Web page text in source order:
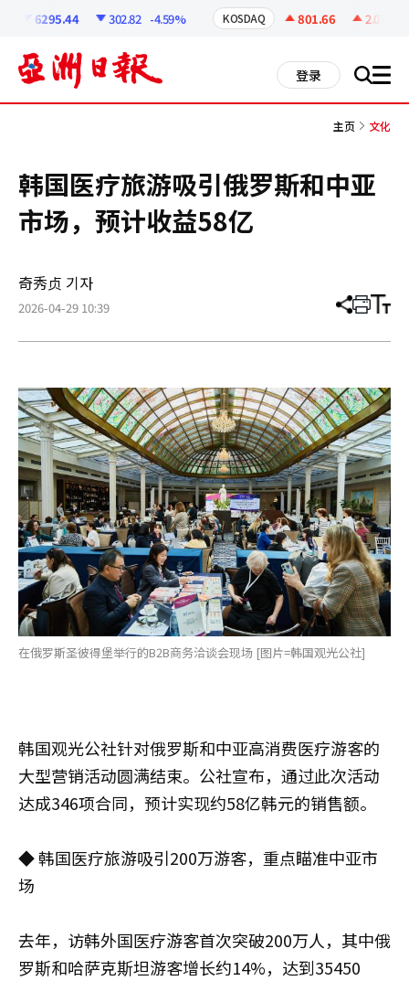
6295.44 302.82 -4.59% KOSDAQ 801.66 2.07
登录 搜 all
主页 文化
韩国医疗旅游吸引俄罗斯和中亚
市场，预计收益58亿
奇秀贞 기자
2026-04-29 10:39 分
章
打 调
小
在俄罗斯圣彼得堡举行的B2B商务洽谈会现场 [图片=韩国观光公社]
韩国观光公社针对俄罗斯和中亚高消费医疗游客的
大型营销活动圆满结束。公社宣布，通过此次活动
达成346项合同，预计实现约58亿韩元的销售额。
◆ 韩国医疗旅游吸引200万游客，重点瞄准中亚市
场
去年，访韩外国医疗游客首次突破200万人，其中俄
罗斯和哈萨克斯坦游客增长约14%，达到35450